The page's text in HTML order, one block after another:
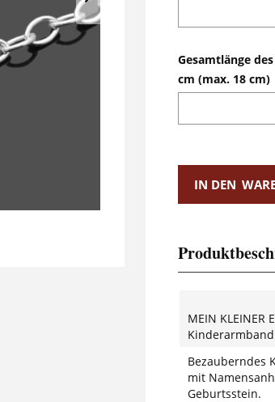
Gesamtlänge
cm (max. 18 cm)
IN DEN
MEIN KLEINER
Bezauberndes
mit
Geburtsstein.